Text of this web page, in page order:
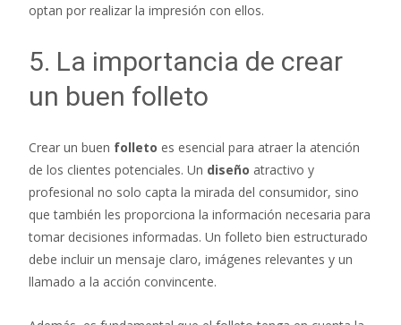
optan por realizar la impresión con ellos.
5. La importancia de crear
un buen folleto
Crear un buen folleto es esencial para atraer la atención
de los clientes potenciales. Un diseño atractivo y
profesional no solo capta la mirada del consumidor, sino
que también les proporciona la información necesaria para
tomar decisiones informadas. Un folleto bien estructurado
debe incluir un mensaje claro, imágenes relevantes y un
llamado a la acción convincente.